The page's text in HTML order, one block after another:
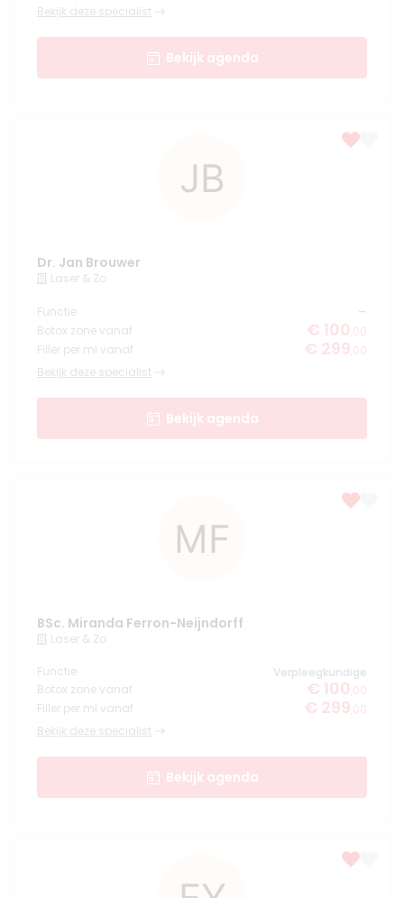
Bekijk deze specialist
Bekijk agenda
Dr. Jan Brouwer
Laser & Zo
Functie -
Botox zone vanaf € 100 ,00
Filler per ml vanaf
€ 299 ,00
Bekijk deze specialist
Bekijk agenda
BSc. Miranda Ferron-Neijndorff
Laser & Zo
Functie
Verpleegkundige
Botox zone vanaf
€ 100 ,00
Filler per ml vanaf
€ 299 ,00
Bekijk deze specialist
Bekijk agenda